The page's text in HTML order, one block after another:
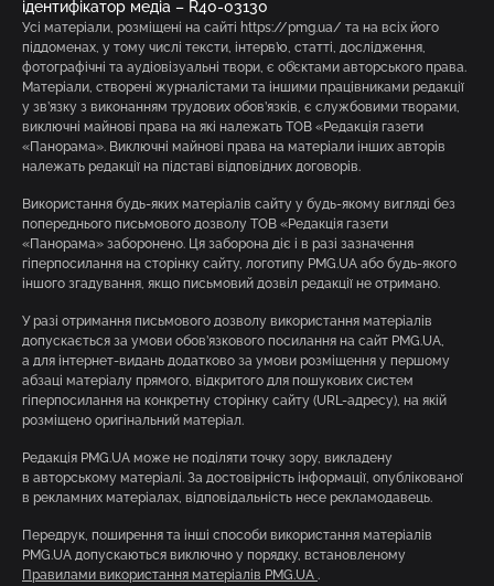
ідентифікатор медіа – R40-03130
Усі матеріали, розміщені на сайті https://pmg.ua/ та на всіх його
піддоменах, у тому числі тексти, інтерв’ю, статті, дослідження,
фотографічні та аудіовізуальні твори, є об’єктами авторського права.
Матеріали, створені журналістами та іншими працівниками редакції
у зв’язку з виконанням трудових обов’язків, є службовими творами,
виключні майнові права на які належать ТОВ «Редакція газети
«Панорама». Виключні майнові права на матеріали інших авторів
належать редакції на підставі відповідних договорів.
Використання будь-яких матеріалів сайту у будь-якому вигляді без
попереднього письмового дозволу ТОВ «Редакція газети
«Панорама» заборонено. Ця заборона діє і в разі зазначення
гіперпосилання на сторінку сайту, логотипу PMG.UA або будь-якого
іншого згадування, якщо письмовий дозвіл редакції не отримано.
У разі отримання письмового дозволу використання матеріалів
допускається за умови обов’язкового посилання на сайт PMG.UA,
а для інтернет-видань додатково за умови розміщення у першому
абзаці матеріалу прямого, відкритого для пошукових систем
гіперпосилання на конкретну сторінку сайту (URL-адресу), на якій
розміщено оригінальний матеріал.
Редакція PMG.UA може не поділяти точку зору, викладену
в авторському матеріалі. За достовірність інформації, опублікованої
в рекламних матеріалах, відповідальність несе рекламодавець.
Передрук, поширення та інші способи використання матеріалів
PMG.UA допускаються виключно у порядку, встановленому
Правилами використання матеріалів PMG.UA .